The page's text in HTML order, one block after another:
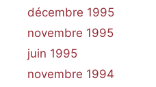
décembre 1995
novembre 1995
juin 1995
novembre 1994